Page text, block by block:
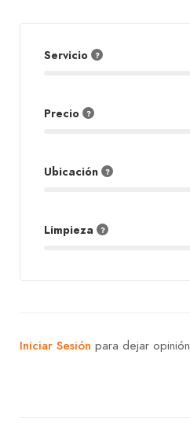
Servicio
Precio
Ubicación
Limpieza
Iniciar Sesión para dejar opinión